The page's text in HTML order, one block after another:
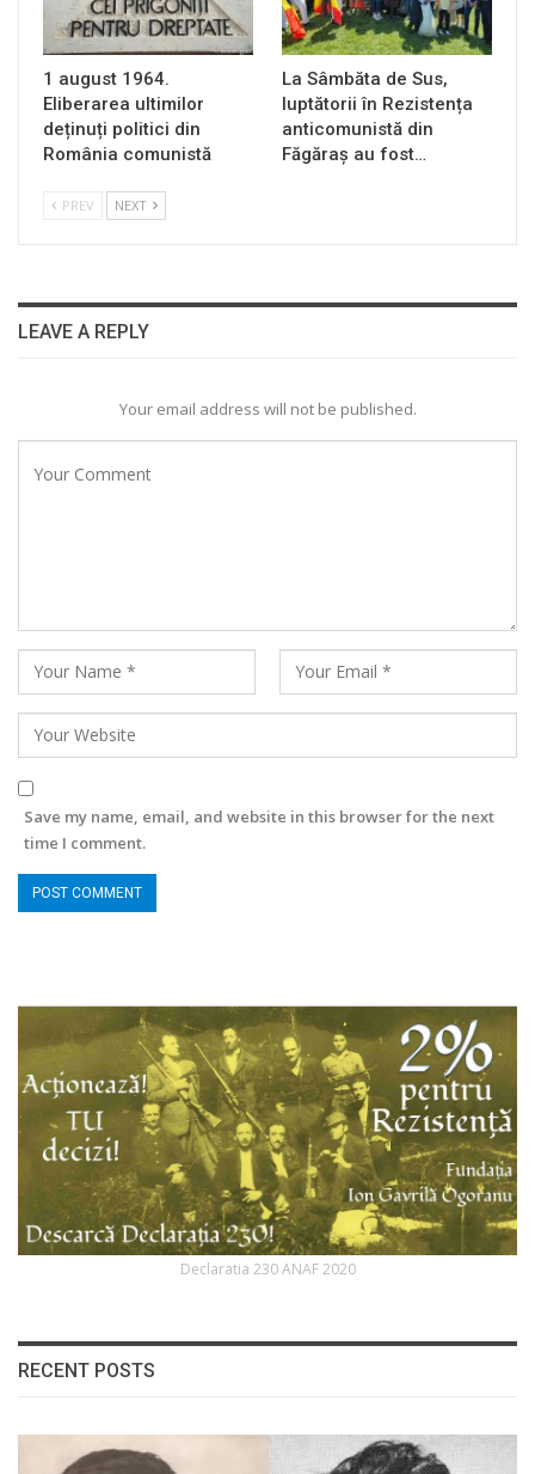
1 august 1964.
Eliberarea ultimilor
deținuți politici din
România comunistă
La Sâmbăta de Sus,
luptătorii în Rezistența
anticomunistă din
Făgăraș au fost…
PREV NEXT
LEAVE A REPLY
Your email address will not be published.
Save my name, email, and website in this browser for the next
time I comment.
Declaratia 230 ANAF 2020
RECENT POSTS